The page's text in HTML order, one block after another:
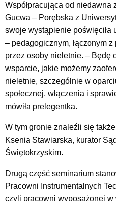
Współpracująca od niedawna
Gucwa – Porębska z
swoje wystąpienie poświęciła
– pedagogicznym, łączonym
przez osoby nieletnie. – Będę
wsparcie, jakie możemy
nieletnie, szczególnie w
społecznej, włączenia i
mówiła prelegentka.
W tym gronie znaleźli się
Ksenia Stawiarska, kurator
Świętokrzyskim.
Drugą część seminarium
Pracowni Instrumentalnych
czyli pracowni wyposażonej